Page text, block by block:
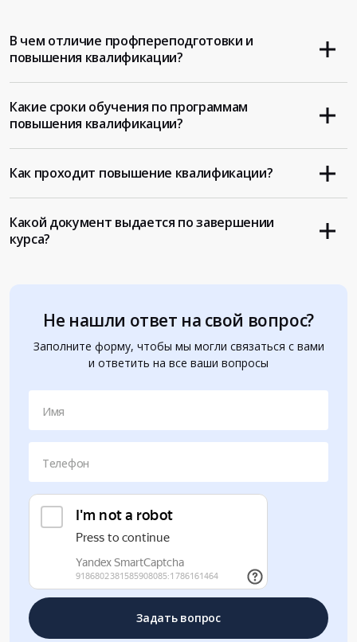
Не нашли ответ на свой вопрос?
Заполните форму, чтобы мы могли связаться с вами
и ответить на все ваши вопросы
Имя
Телефон
Задать вопрос
В чем отличие профпереподготовки и
повышения квалификации?
Какие сроки обучения по программам
повышения квалификации?
Как проходит повышение квалификации?
Какой документ выдается по завершении
курса?